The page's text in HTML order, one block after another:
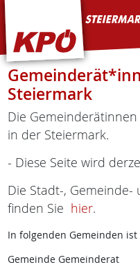
KPÖ Steiermark
Steiermark
Die
in der Steiermark.
- Diese Seite wird
Die Stadt-,
finden Sie hier.
In folgenden Gemeinden
Gemeinde Gemeinderat